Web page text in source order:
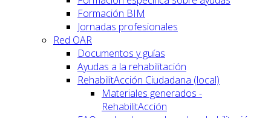
Formación BIM
Jornadas profesionales
Red OAR
Documentos y guías
Ayudas a la rehabilitación
RehabilitAcción Ciudadana (local)
Materiales generados -
RehabilitAcción